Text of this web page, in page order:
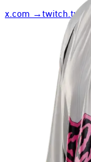
x.com →twitch.tv →